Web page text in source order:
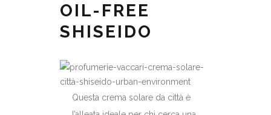
OIL-FREE
SHISEIDO
Questa crema solare da città è